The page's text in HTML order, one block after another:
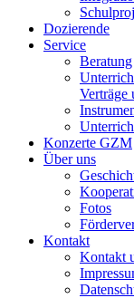
Dozierende
Service
Beratung
Verträge
Konzerte GZM
Über uns
Fotos
Kontakt
Kontakt